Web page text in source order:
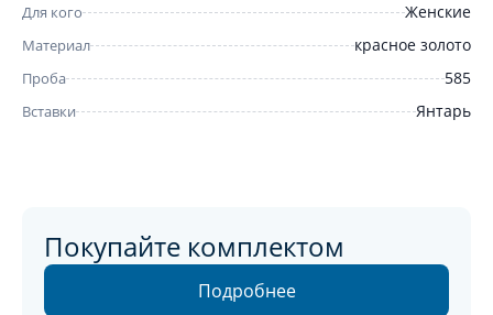
Для кого Женские
Материал красное золото
Проба 585
Вставки Янтарь
Покупайте комплектом
Подробнее